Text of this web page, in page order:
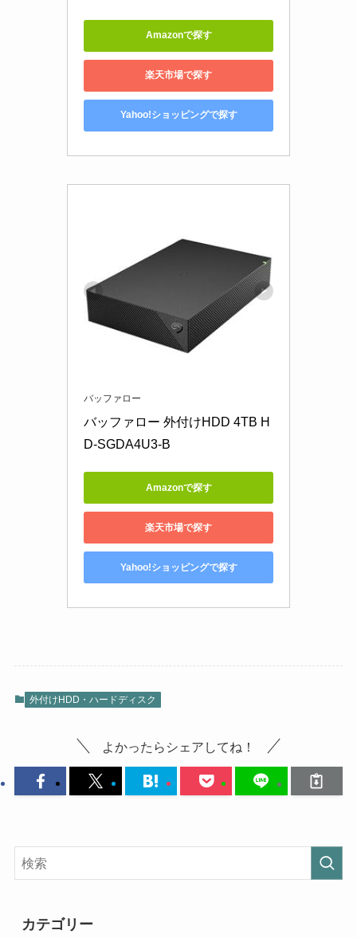
Amazonで探す
楽天市場で探す
Yahoo!ショッピングで探す
バッファロー
バッファロー 外付けHDD 4TB H
D-SGDA4U3-B
Amazonで探す
楽天市場で探す
Yahoo!ショッピングで探す
外付けHDD・ハードディスク
よかったらシェアしてね！
カテゴリー